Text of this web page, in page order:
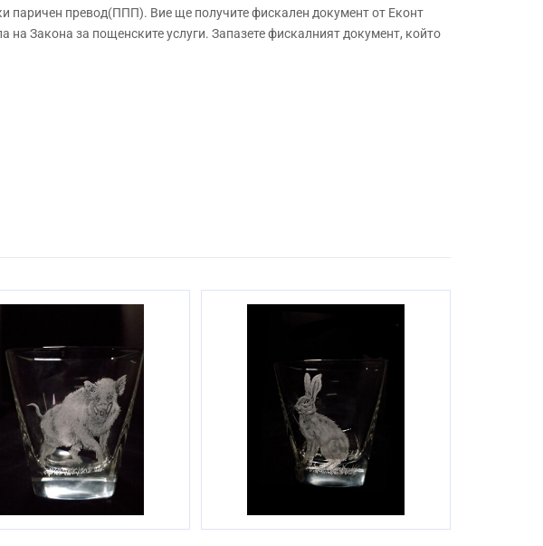
превод(ППП). Вие ще получите фискален документ от Еконт
Закона за пощенските услуги. Запазете фискалният документ, който